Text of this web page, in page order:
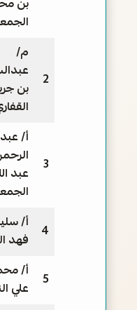
بن
2
م/
بن
3
أ/ عبد
عبد
4
أ/
فهد
5
أ/
علي